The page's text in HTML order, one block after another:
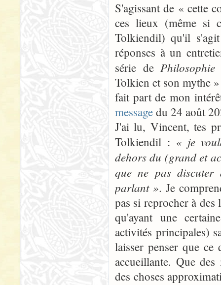
S'agissant de « cette
ces lieux (même si
Tolkiendil) qu'il
réponses à un
série dePhilosophie
Tolkien et son mythe
fait part de mon
message du 24 août
J'ai lu, Vincent, tes
Tolkiendil : « je
dehors du (grand et
que ne pas discuter
parlant ». Je
pas si reprocher à
qu'ayant une
activités principales)
laisser penser que
accueillante. Que
des choses